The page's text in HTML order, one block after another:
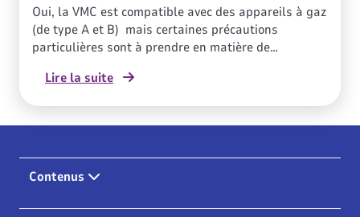
Oui, la VMC est compatible avec des appareils à gaz
(de type A et B) mais certaines précautions
particulières sont à prendre en matière de
immeubles avec appareils gaz.
Lire la suite
Contenus